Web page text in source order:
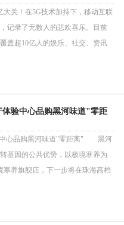
关！在5G技术加持下，移动互联
记录了无数人的悲欢喜乐。目前
盖超10亿人的娱乐、社交、资讯
验中心品购黑河味道"零距
中心品购黑河味道"零距离" 黑河
基因的公共优势，以极境寒养为
寒养旗舰店，下一步将在珠海高档